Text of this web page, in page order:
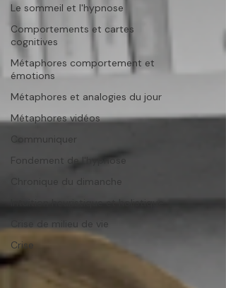
Le sommeil et l'hypnose
Comportements et cartes
cognitives
Métaphores comportement et
émotions
Métaphores et analogies du jour
Métaphores vidéos
Communiquer
Fondement de l'hypnose
Chronique du dimanche
Intuition heuristique et holistique
Crise de milieu de vie
Crise